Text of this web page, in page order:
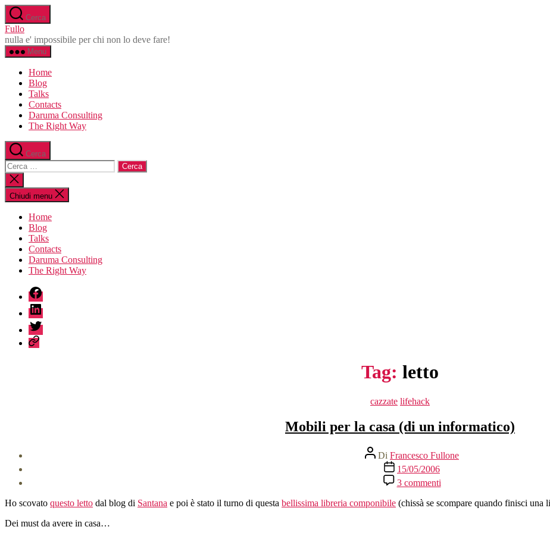
Salta
al
contenuto
Cerca
Fullo
nulla e' impossibile per chi non lo deve fare!
Menu
Home
Blog
Talks
Contacts
Daruma Consulting
The Right Way
Cerca
Cerca:
Chiudi
la
ricerca
Chiudi menu
Home
Blog
Talks
Contacts
Daruma Consulting
The Right Way
fb
linkedin
twitter
sessionize
Tag: letto
Categorie
cazzate lifehack
Mobili per la casa (di un informatico)
Autore
articolo
Di Francesco Fullone
Data
dell'articolo
15/05/2006
3 commentisu
Mobili
per
Ho scovato questo letto dal blog di Santana e poi è stato il turno di questa bellissima libreria componibile (chissà se scompare quando finisci
Dei must da avere in casa…